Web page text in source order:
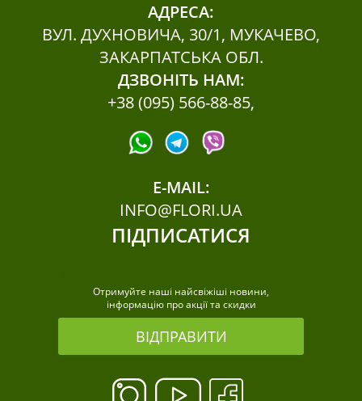
ПІДПИСАТИСЯ
Отримуйте наші найсвіжіші новини,
інформацію про акції та скидки
ВІДПРАВИТИ
АДРЕСА:
ВУЛ. ДУХНОВИЧА, 30/1, МУКАЧЕВО,
ЗАКАРПАТСЬКА ОБЛ.
ДЗВОНІТЬ НАМ:
+38 (095) 566-88-85,
E-MAIL:
INFO@FLORI.UA